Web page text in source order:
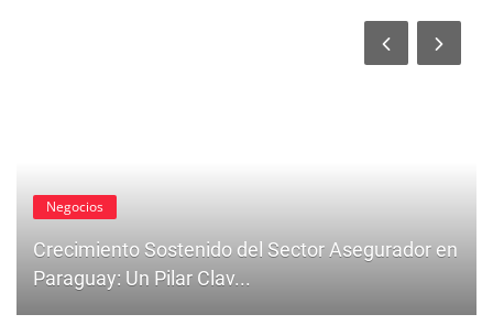
Negocios
Crecimiento Sostenido del Sector Asegurador en
Paraguay: Un Pilar Clav...